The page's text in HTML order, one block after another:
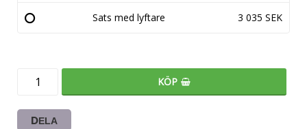
Sats med lyftare 3 035 SEK
KÖP
DELA